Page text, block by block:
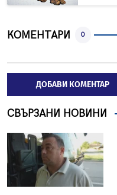
КОМЕНТАРИ 0
ДОБАВИ КОМЕНТАР
СВЪРЗАНИ НОВИНИ